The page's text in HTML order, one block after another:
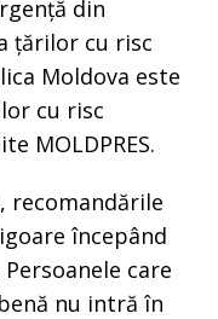
din
țărilor cu risc
Moldova este
cu risc
MOLDPRES.
începând
care
nu intră în